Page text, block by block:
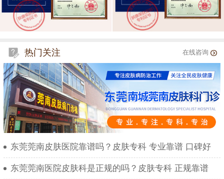
热门关注 在线咨询
东莞莞南皮肤医院靠谱吗？皮肤专科 专业靠谱 口碑好
东莞莞南医院皮肤科是正规的吗？皮肤专科 正规靠谱